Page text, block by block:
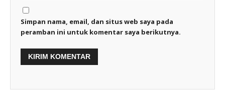
Simpan nama, email, dan situs web saya pada
peramban ini untuk komentar saya berikutnya.